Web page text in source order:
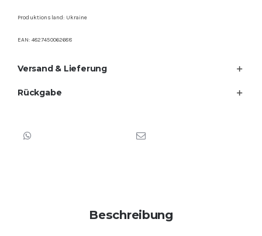
Produktionsland: Ukraine
EAN: 4827450062688
Versand & Lieferung
Rückgabe
Beschreibung